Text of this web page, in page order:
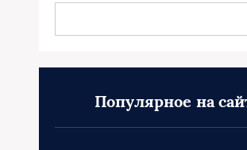
Популярное на